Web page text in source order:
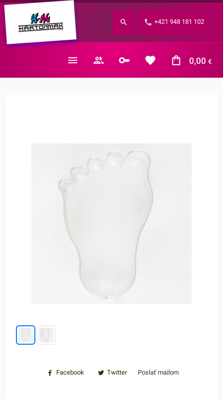
+421 948 181 102
0,00 €
Zabudnuté heslo?
E-mail
Facebook Twitter Poslať mailom